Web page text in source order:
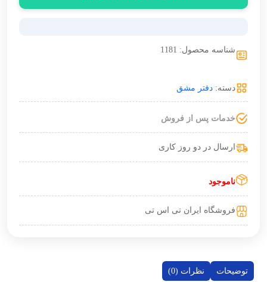
فروشگاه ایران تی اس تی
ناموجود
ارسال در دو روز کاری
خدمات پس از فروش
دسته: دفتر مشق
شناسه محصول: 1181
توضیحات نظرات (0)